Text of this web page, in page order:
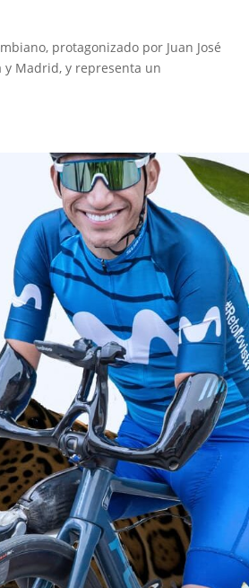
protagonizado por Juan José
y Madrid, y representa un